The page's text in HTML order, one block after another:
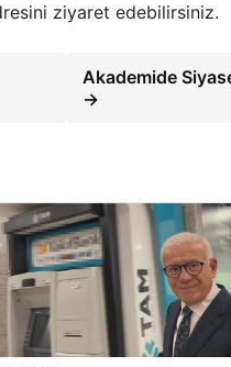
ziyaret edebilirsiniz.
Akademide
→